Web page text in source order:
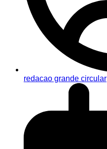
redacao grande circular